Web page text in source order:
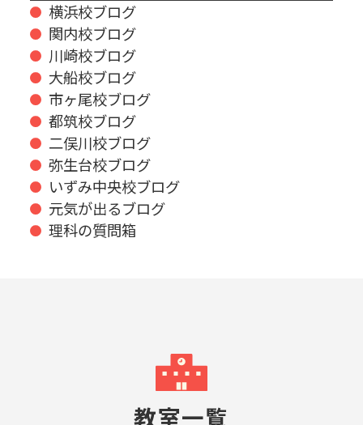
横浜校ブログ
関内校ブログ
川崎校ブログ
大船校ブログ
市ヶ尾校ブログ
都筑校ブログ
二俣川校ブログ
弥生台校ブログ
いずみ中央校ブログ
元気が出るブログ
理科の質問箱
教室一覧